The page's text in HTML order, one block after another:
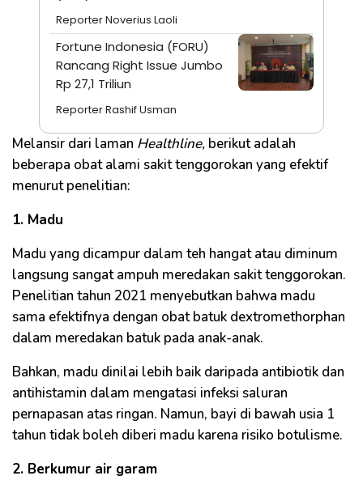
Reporter Noverius Laoli
Fortune Indonesia (FORU)
Rancang Right Issue Jumbo
Rp 27,1 Triliun
Reporter Rashif Usman
Melansir dari laman Healthline, berikut adalah
beberapa obat alami sakit tenggorokan yang efektif
menurut penelitian:
1. Madu
Madu yang dicampur dalam teh hangat atau diminum
langsung sangat ampuh meredakan sakit tenggorokan.
Penelitian tahun 2021 menyebutkan bahwa madu
sama efektifnya dengan obat batuk dextromethorphan
dalam meredakan batuk pada anak-anak.
Bahkan, madu dinilai lebih baik daripada antibiotik dan
antihistamin dalam mengatasi infeksi saluran
pernapasan atas ringan. Namun, bayi di bawah usia 1
tahun tidak boleh diberi madu karena risiko botulisme.
2. Berkumur air garam